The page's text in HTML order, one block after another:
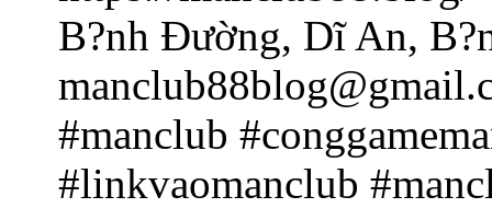
B?nh Đường, Dĩ An,
#manclub
#linkvaomanclub